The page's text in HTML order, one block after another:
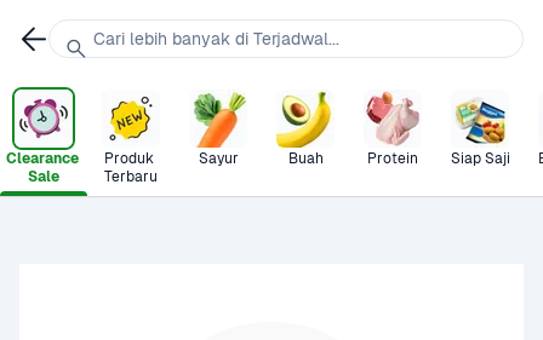
Clearance
Sale
Produk
Terbaru
Sayur Buah Protein Siap Saji
Cari lebih banyak di Terjadwal...